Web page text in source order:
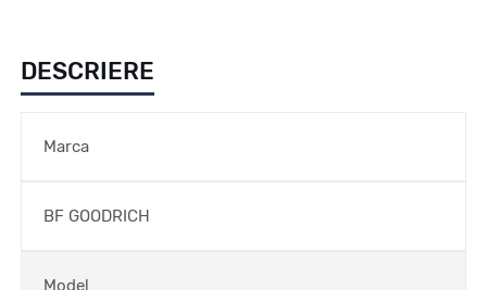
DESCRIERE
Marca
BF GOODRICH
Model